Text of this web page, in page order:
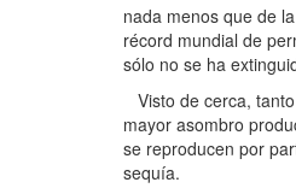
nada menos que de
récord mundial de
sólo no se ha
Visto de cerca,
mayor asombro
se reproducen por
sequía.